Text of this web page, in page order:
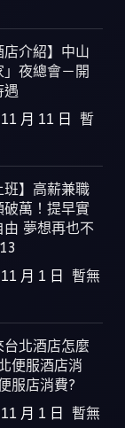
店介紹】中山
」夜總會－開
遇
月 11 日
暫
班】高薪兼職
破萬！提早實
由 夢想再也不
月 1 日
暫無
台北酒店怎麼
便服酒店消
服店消費?
月 1 日
暫無